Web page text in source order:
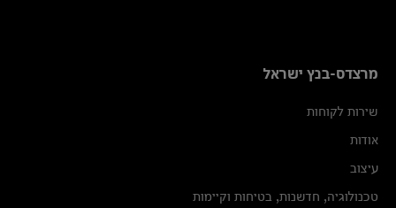
מרצדס-בנץ ישראל
שירות לקוחות
אודות
עיצוב
טכנולוגיה, חדשנות, בטיחות וקיימות